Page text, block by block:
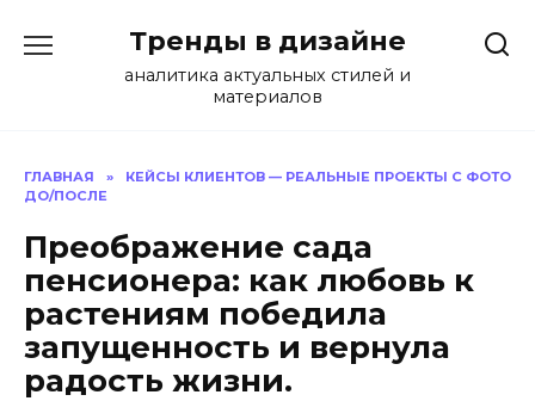
содержанию
Тренды в дизайне
аналитика актуальных стилей и
материалов
ГЛАВНАЯ »
КЕЙСЫ КЛИЕНТОВ — РЕАЛЬНЫЕ ПРОЕКТЫ С ФОТО
ДО/ПОСЛЕ
Преображение сада
пенсионера: как любовь к
растениям победила
запущенность и вернула
радость жизни.